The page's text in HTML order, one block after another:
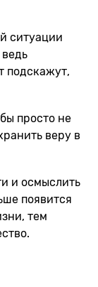
ситуации
подскажут,
просто не
веру в
и осмыслить
появится
тем